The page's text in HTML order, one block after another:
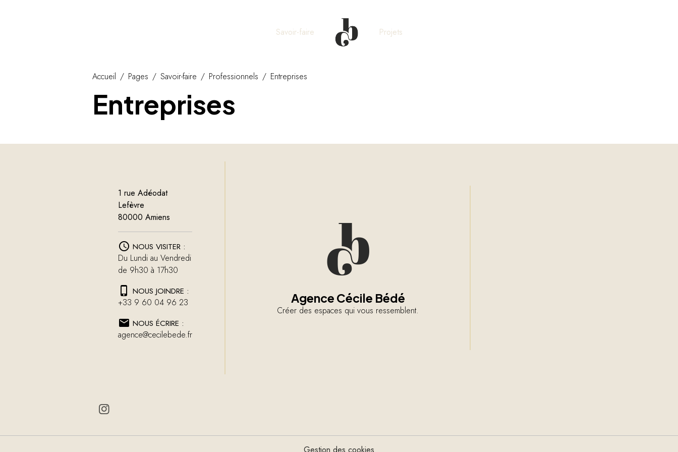
Savoir-faire Projets
Accueil Pages Savoir-faire Professionnels Entreprises
Entreprises
1 rue Adéodat
Lefèvre
80000 Amiens
NOUS VISITER :
Du Lundi au Vendredi
de 9h30 à 17h30
NOUS JOINDRE :
+33 9 60 04 96 23
NOUS ÉCRIRE :
agence@cecilebede.fr
Agence Cécile Bédé
Créer des espaces qui vous ressemblent.
Gestion des cookies